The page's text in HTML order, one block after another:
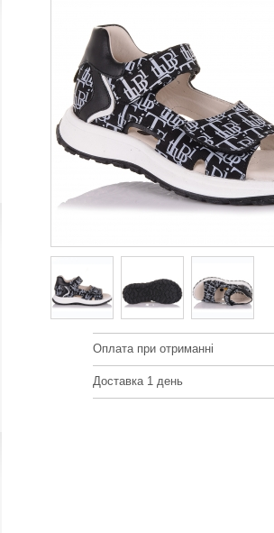
Оплата при отриманні
Доставка 1 день